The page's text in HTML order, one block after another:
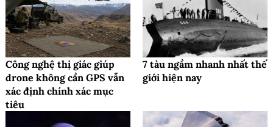
Công nghệ thị giác giúp
drone không cần GPS vẫn
xác định chính xác mục
tiêu
7 tàu ngầm nhanh nhất thế
giới hiện nay